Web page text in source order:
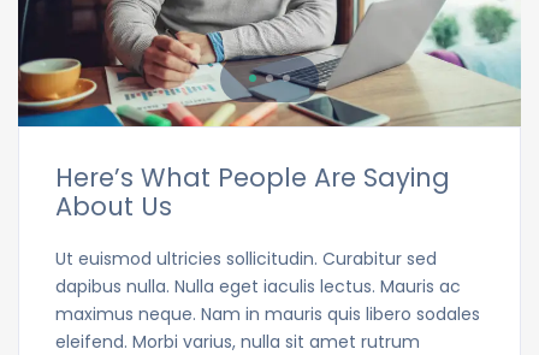
Here’s What People Are Saying
About Us
Ut euismod ultricies sollicitudin. Curabitur sed
dapibus nulla. Nulla eget iaculis lectus. Mauris ac
maximus neque. Nam in mauris quis libero sodales
eleifend. Morbi varius, nulla sit amet rutrum